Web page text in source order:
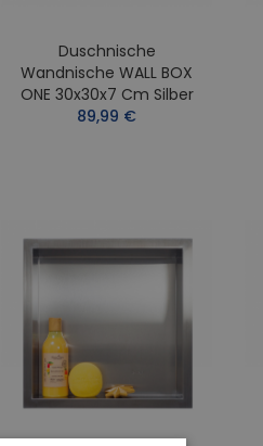
Duschnische
Wandnische WALL BOX
ONE 30x30x7 Cm Silber
89,99 €